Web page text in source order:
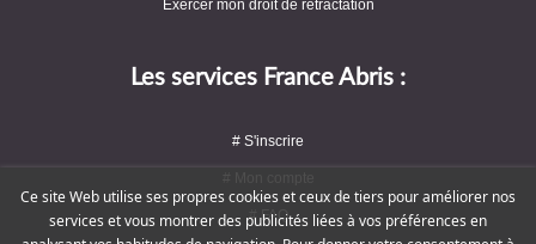
Exercer mon droit de rétractation
Les services France Abris :
# S'inscrire
# FAQ
Ce site Web utilise ses propres cookies et ceux de tiers pour améliorer nos
services et vous montrer des publicités liées à vos préférences en